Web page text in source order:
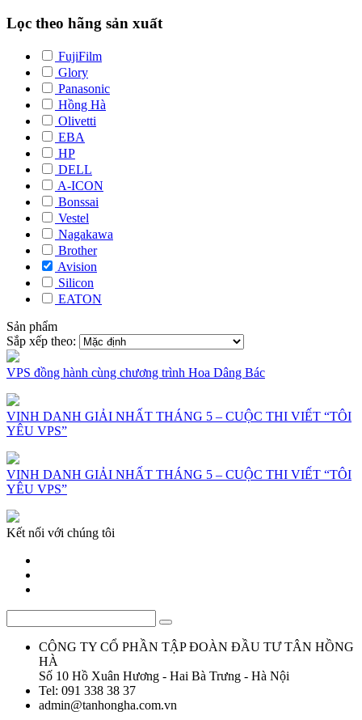
Lọc theo hãng sản xuất
FujiFilm
Glory
Panasonic
Hồng Hà
Olivetti
EBA
HP
DELL
A-ICON
Bonssai
Vestel
Nagakawa
Brother
Avision
Silicon
EATON
Sản phẩm
Sắp xếp theo:
VPS đồng hành cùng chương trình Hoa Dâng Bác
VINH DANH GIẢI NHẤT THÁNG 5 – CUỘC THI VIẾT “TÔI
YÊU VPS”
VINH DANH GIẢI NHẤT THÁNG 5 – CUỘC THI VIẾT “TÔI
YÊU VPS”
Kết nối với chúng tôi
CÔNG TY CỔ PHẦN TẬP ĐOÀN ĐẦU TƯ TÂN HỒNG
HÀ
Số 10 Hồ Xuân Hương - Hai Bà Trưng - Hà Nội
Tel: 091 338 38 37
admin@tanhongha.com.vn